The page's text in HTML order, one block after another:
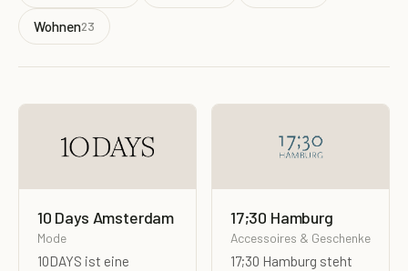
Wohnen23
10 Days Amsterdam
Mode
10DAYS ist eine
17;30 Hamburg
Accessoires & Geschenke
17;30 Hamburg steht